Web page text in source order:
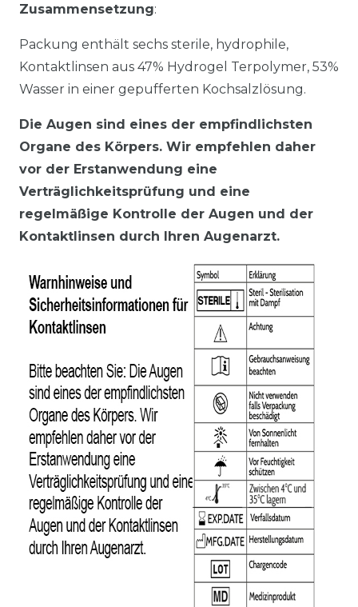
Zusammensetzung:
Packung enthält sechs sterile, hydrophile,
Kontaktlinsen aus 47% Hydrogel Terpolymer, 53%
Wasser in einer gepufferten Kochsalzlösung.
Die Augen sind eines der empfindlichsten
Organe des Körpers. Wir empfehlen daher
vor der Erstanwendung eine
Verträglichkeitsprüfung und eine
regelmäßige Kontrolle der Augen und der
Kontaktlinsen durch Ihren Augenarzt.